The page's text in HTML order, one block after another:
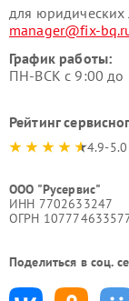
для юридических
manager@fix-
График работы:
ПН-ВСК с 9:00 до
Рейтинг
4.9-5.0
ООО "Русервис"
ИНН 7702633247
ОГРН
Поделиться в соц.